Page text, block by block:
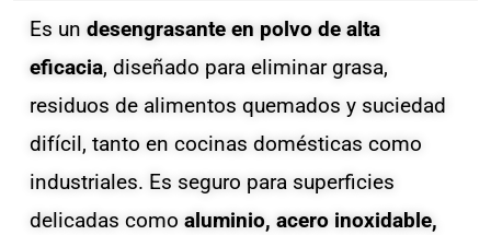
Es un desengrasante en polvo de alta
eficacia, diseñado para eliminar grasa,
residuos de alimentos quemados y suciedad
difícil, tanto en cocinas domésticas como
industriales. Es seguro para superficies
delicadas como aluminio, acero inoxidable,